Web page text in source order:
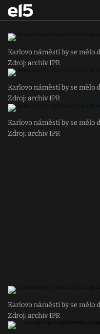
Karlovo náměstí by se mělo
Zdroj: archiv IPR
Karlovo náměstí by se mělo
Zdroj: archiv IPR
Karlovo náměstí by se mělo
Zdroj: archiv IPR
Karlovo náměstí by se mělo
Zdroj: archiv IPR